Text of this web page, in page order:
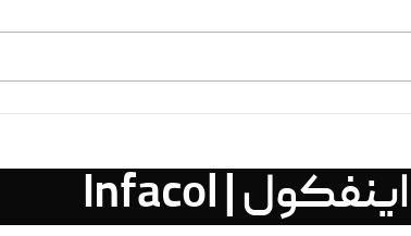
اینفکول | Infacol